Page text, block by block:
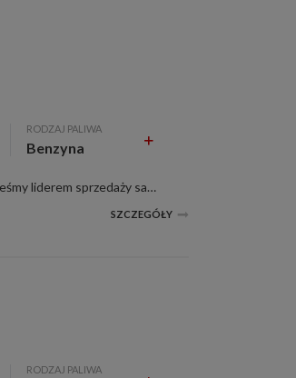
RODZAJ PALIWA
Benzyna
2393 ccm, czarny, Witajcie w Poleasingowe.pl! Jesteśmy liderem sprzedaży samochodów poleasingowych, poflotowych i powindykacyjnych. Mamy dla was świetną okazję! Zobaczcie LEXUS RX 500H wraz z raportami stanu technicznego. W razie jakichkolwiek p...
SZCZEGÓŁY
RODZAJ PALIWA